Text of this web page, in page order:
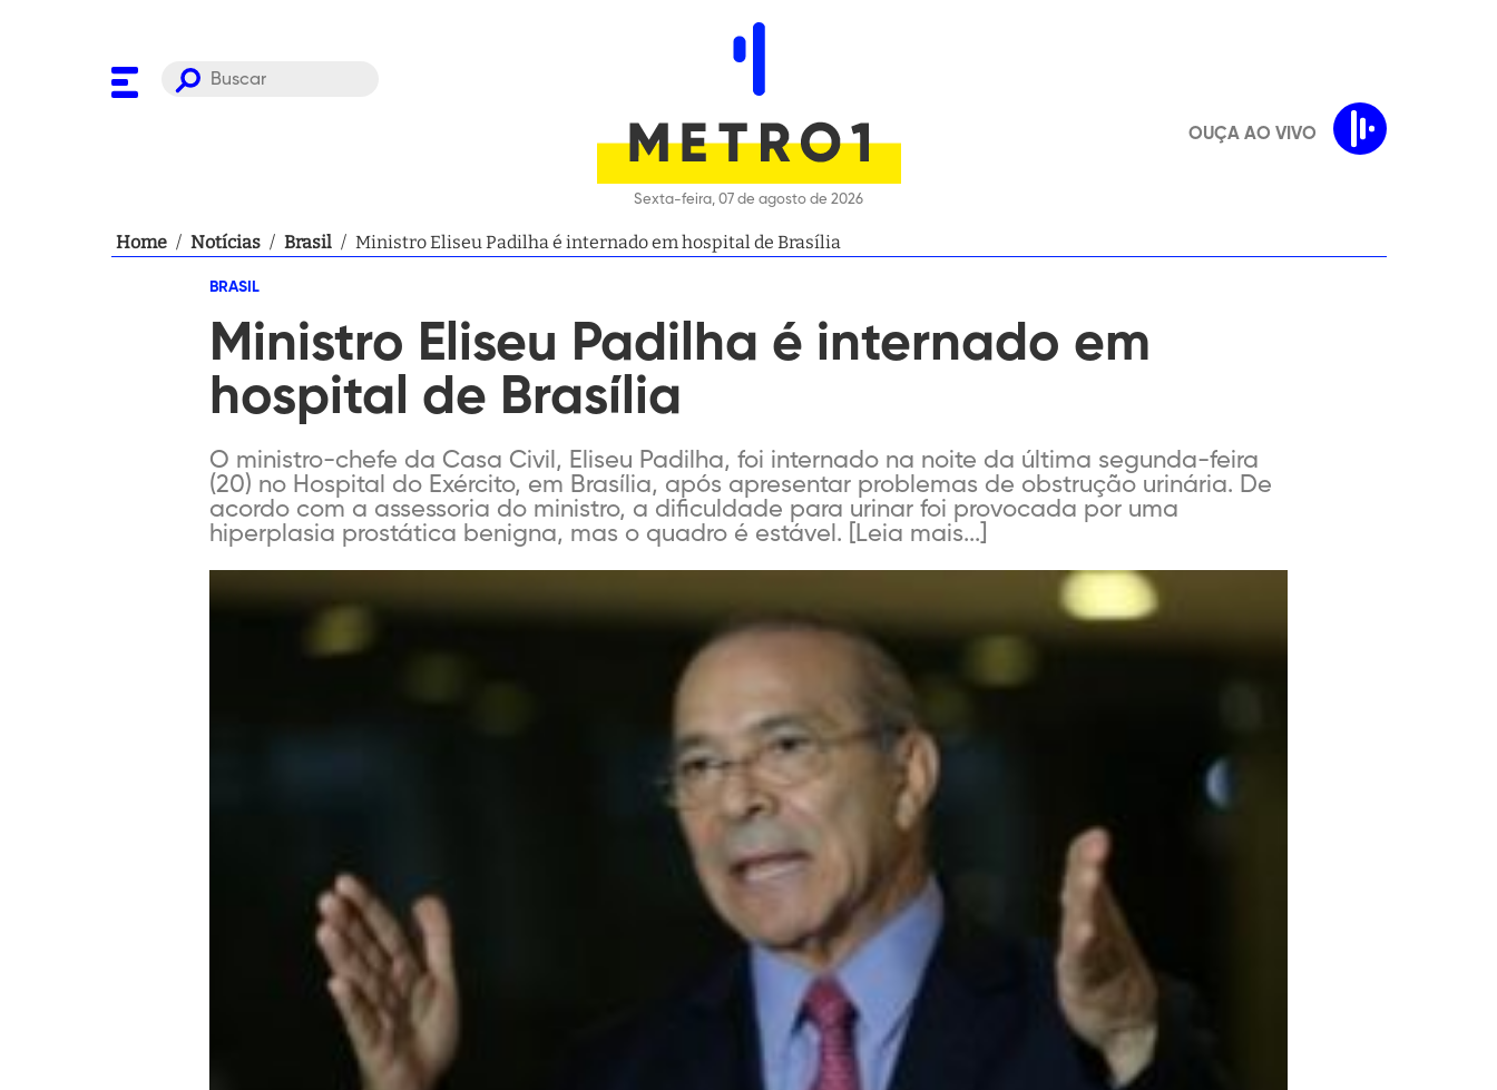
Sexta-feira, 07 de agosto de 2026
OUÇA AO VIVO
Home / Notícias / Brasil / Ministro Eliseu Padilha é internado em hospital de Brasília
BRASIL
Ministro Eliseu Padilha é internado em
hospital de Brasília
O ministro-chefe da Casa Civil, Eliseu Padilha, foi internado na noite da última segunda-feira
(20) no Hospital do Exército, em Brasília, após apresentar problemas de obstrução urinária. De
acordo com a assessoria do ministro, a dificuldade para urinar foi provocada por uma
hiperplasia prostática benigna, mas o quadro é estável. [Leia mais...]